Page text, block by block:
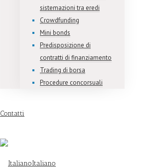
sistemazioni tra eredi
Crowdfunding
Mini bonds
Predisposizione di
contratti di finanziamento
Trading di borsa
Procedure concorsuali
Contatti
Italiano